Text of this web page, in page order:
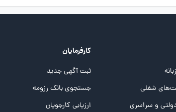
شغلی
و سراسری
کارفرمایان
ثبت آگهی جدید
جستجوی بانک رزومه
ارزیابی کارجویان